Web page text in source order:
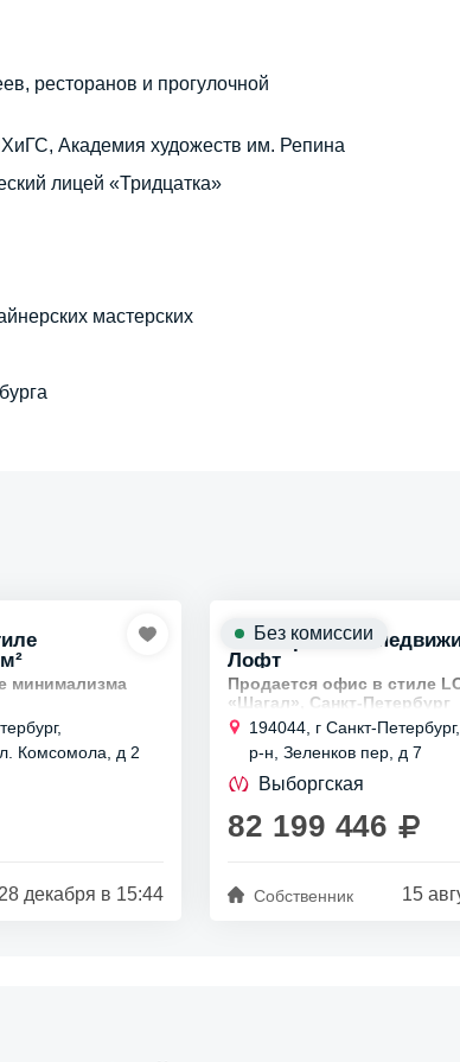
ресторанов и прогулочной
Академия художеств им. Репина
лицей «Тридцатка»
мастерских
минимализма
м
в стоимость
помещение с
Комсомола, д 2
28 декабря в 15:44
Коммерческая
Лофт
Продается офис в стиле
«Шагал», Санкт-Петербург
Основные характеристики
Площадь:
Этаж:1
Отделка:
чистовая
Вход:2...
194044, г Санкт-
р-н, Зеленков пер, д 7
Выборгская
82 199 446
Собственник 15
Без комиссии